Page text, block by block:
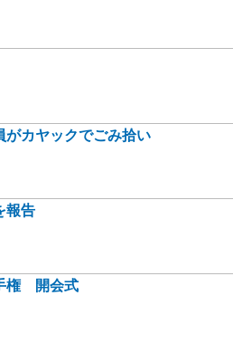
カヤックでごみ拾い
報告
権 開会式